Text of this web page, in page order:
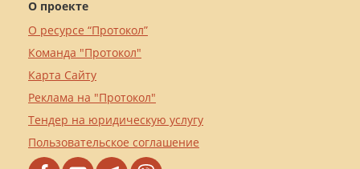
О проекте
О ресурсе “Протокол”
Команда "Протокол"
Карта Сайту
Реклама на "Протокол"
Тендер на юридическую услугу
Пользовательское соглашение